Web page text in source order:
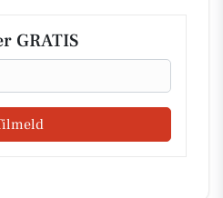
GRATIS